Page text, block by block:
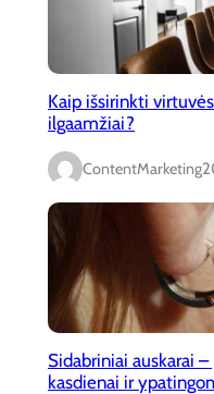
Kaip išsirinkti
ilgaamžiai?
ContentMarketing
Sidabriniai auskarai
kasdienai ir